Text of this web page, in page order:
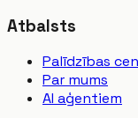
Atbalsts
Palīdzības
Par mums
AI aģentiem